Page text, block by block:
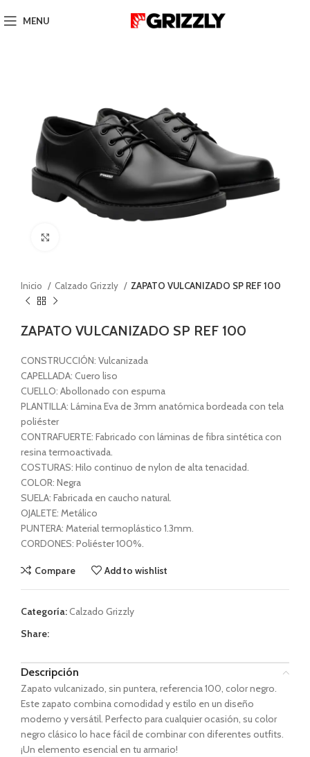
MENU
Inicio Calzado Grizzly ZAPATO VULCANIZADO SP REF 100
ZAPATO VULCANIZADO SP REF 100
CONSTRUCCIÓN: Vulcanizada
CAPELLADA: Cuero liso
CUELLO: Abollonado con espuma
PLANTILLA: Lámina Eva de 3mm anatómica bordeada con tela
poliéster
CONTRAFUERTE: Fabricado con láminas de fibra sintética con
resina termoactivada.
COSTURAS: Hilo continuo de nylon de alta tenacidad.
COLOR: Negra
SUELA: Fabricada en caucho natural.
OJALETE: Metálico
PUNTERA: Material termoplástico 1.3mm.
CORDONES: Poliéster 100%.
Compare Add to wishlist
Categoría:Calzado Grizzly
Share:
Descripción
Zapato vulcanizado, sin puntera, referencia 100, color negro.
Este zapato combina comodidad y estilo en un diseño
moderno y versátil. Perfecto para cualquier ocasión, su color
negro clásico lo hace fácil de combinar con diferentes outfits.
¡Un elemento esencial en tu armario!